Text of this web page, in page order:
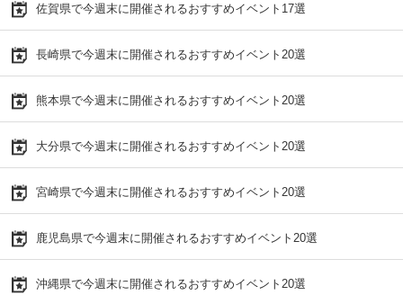
佐賀県で今週末に開催されるおすすめイベント17選
長崎県で今週末に開催されるおすすめイベント20選
熊本県で今週末に開催されるおすすめイベント20選
大分県で今週末に開催されるおすすめイベント20選
宮崎県で今週末に開催されるおすすめイベント20選
鹿児島県で今週末に開催されるおすすめイベント20選
沖縄県で今週末に開催されるおすすめイベント20選